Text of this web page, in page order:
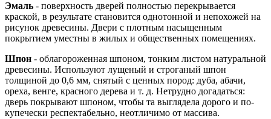
Эмаль - поверхность дверей полностью перекрывается
краской, в результате становится однотонной и непохожей на
рисунок древесины. Двери с плотным насыщенным
покрытием уместны в жилых и общественных помещениях.
Шпон - облагороженная шпоном, тонким листом натуральной
древесины. Используют лущеный и строганый шпон
толщиной до 0,6 мм, снятый с ценных пород: дуба, абачи,
ореха, венге, красного дерева и т. д. Нетрудно догадаться:
дверь покрывают шпоном, чтобы та выглядела дорого и по-
купечески респектабельно, неотличимо от массива.